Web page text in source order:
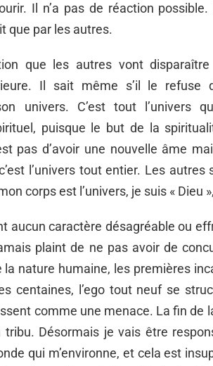
Il n’a pas de réaction
que par les autres.
que les autres vont
Il sait même s’il le refuse
univers. C’est tout l’univers
puisque le but de la
pas d’avoir une nouvelle âme
l’univers tout entier. Les
corps est l’univers, je suis « Dieu
aucun caractère désagréable ou
plaint de ne pas avoir de
nature humaine, les premières
centaines, l’ego tout neuf se
comme une menace. La fin de
Désormais je vais être
qui m’environne, et cela est